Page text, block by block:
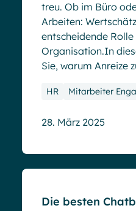
treu. Ob im Büro
Arbeiten:
entscheidende
Organisation.In
Sie, warum Anreize
HR Mitarbeiter
28. März 2025
Die besten